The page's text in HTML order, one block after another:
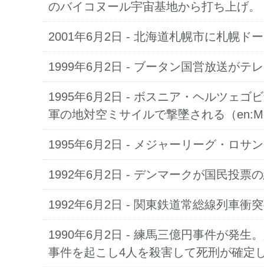
のバイコヌール宇宙基地から打ち上げ。
2001年6月2日 - 北海道札幌市に札幌ドー
1999年6月2日 - ブータン国営放送がテレ
1995年6月2日 - ボスニア・ヘルツェゴ
軍の地対空ミサイルで撃墜される（
1995年6月2日 - メジャーリーグ・ロサ
1992年6月2日 - デンマークが国民投票
1992年6月2日 - 関東鉄道常総線列車衝突
1990年6月2日 - 練馬三億円事件が発生
事件を起こし4人を殺害して死刑が確定し